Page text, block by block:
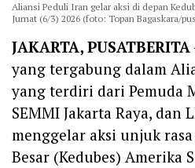
Aliansi Peduli Iran gelar aksi di depan
Jumat (6/3) 2026 (foto: Topan Bagaskara/
‎JAKARTA, PUSATBERITA
yang tergabung dalam
yang terdiri dari Pemuda
SEMMI Jakarta Raya, dan
menggelar aksi unjuk
Besar (Kedubes) Amerika